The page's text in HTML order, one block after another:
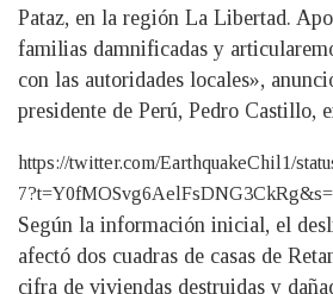
Pataz, en la región La Libertad.
familias damnificadas y
con las autoridades locales»,
presidente de Perú, Pedro Castillo,
https://twitter.com/EarthquakeChil1/
Según la información inicial, el
afectó dos cuadras de casas de
cifra de viviendas destruidas y